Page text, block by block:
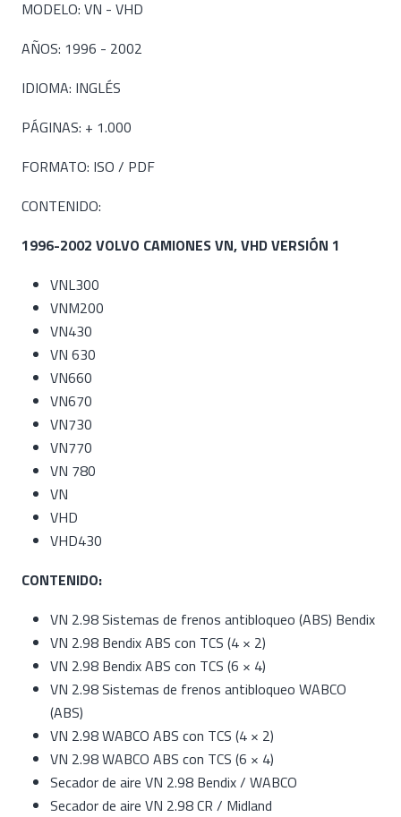
MODELO: VN - VHD
AÑOS: 1996 - 2002
IDIOMA: INGLÉS
PÁGINAS: + 1.000
FORMATO: ISO / PDF
CONTENIDO:
1996-2002 VOLVO CAMIONES VN, VHD VERSIÓN 1
VNL300
VNM200
VN430
VN 630
VN660
VN670
VN730
VN770
VN 780
VN
VHD
VHD430
CONTENIDO:
VN 2.98 Sistemas de frenos antibloqueo (ABS) Bendix
VN 2.98 Bendix ABS con TCS (4 × 2)
VN 2.98 Bendix ABS con TCS (6 × 4)
VN 2.98 Sistemas de frenos antibloqueo WABCO
(ABS)
VN 2.98 WABCO ABS con TCS (4 × 2)
VN 2.98 WABCO ABS con TCS (6 × 4)
Secador de aire VN 2.98 Bendix / WABCO
Secador de aire VN 2.98 CR / Midland